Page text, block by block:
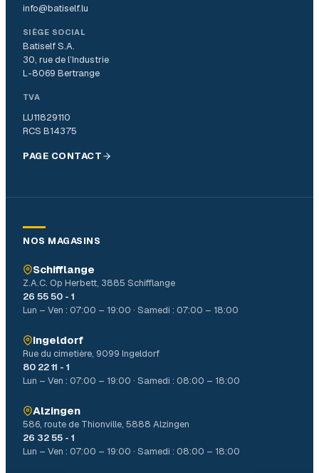
info@batiself.lu
SIÈGE SOCIAL
Batiself S.A.
30, rue de l’Industrie
L-8069 Bertrange
TVA
LU11829110
RCS B14375
PAGE CONTACT
NOS MAGASINS
Schifflange
Z.A.C. Op Herbett, 3885 Schifflange
26 55 50 - 1
Lun – Ven : 07:00 – 19:00 · Samedi : 07:00 – 18:00
Ingeldorf
Rue du cimetière, 9099 Ingeldorf
80 22 11 - 1
Lun – Ven : 07:00 – 19:00 · Samedi : 08:00 – 18:00
Alzingen
586, route de Thionville, 5888 Alzingen
26 32 55 - 1
Lun – Ven : 07:00 – 19:00 · Samedi : 08:00 – 18:00